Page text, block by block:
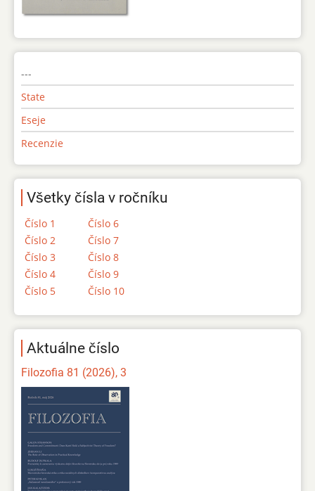
---
State
Eseje
Recenzie
Všetky čísla v ročníku
Číslo 1
Číslo 2
Číslo 3
Číslo 4
Číslo 5
Číslo 6
Číslo 7
Číslo 8
Číslo 9
Číslo 10
Aktuálne číslo
Filozofia 81 (2026), 3